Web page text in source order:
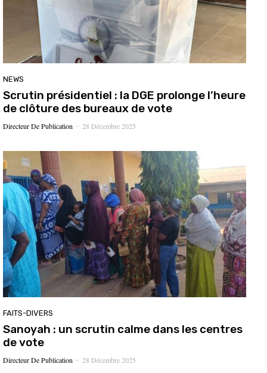
NEWS
Scrutin présidentiel : la DGE prolonge l’heure
de clôture des bureaux de vote
Directeur De Publication - 28 Décembre 2025
FAITS-DIVERS
Sanoyah : un scrutin calme dans les centres
de vote
Directeur De Publication - 28 Décembre 2025